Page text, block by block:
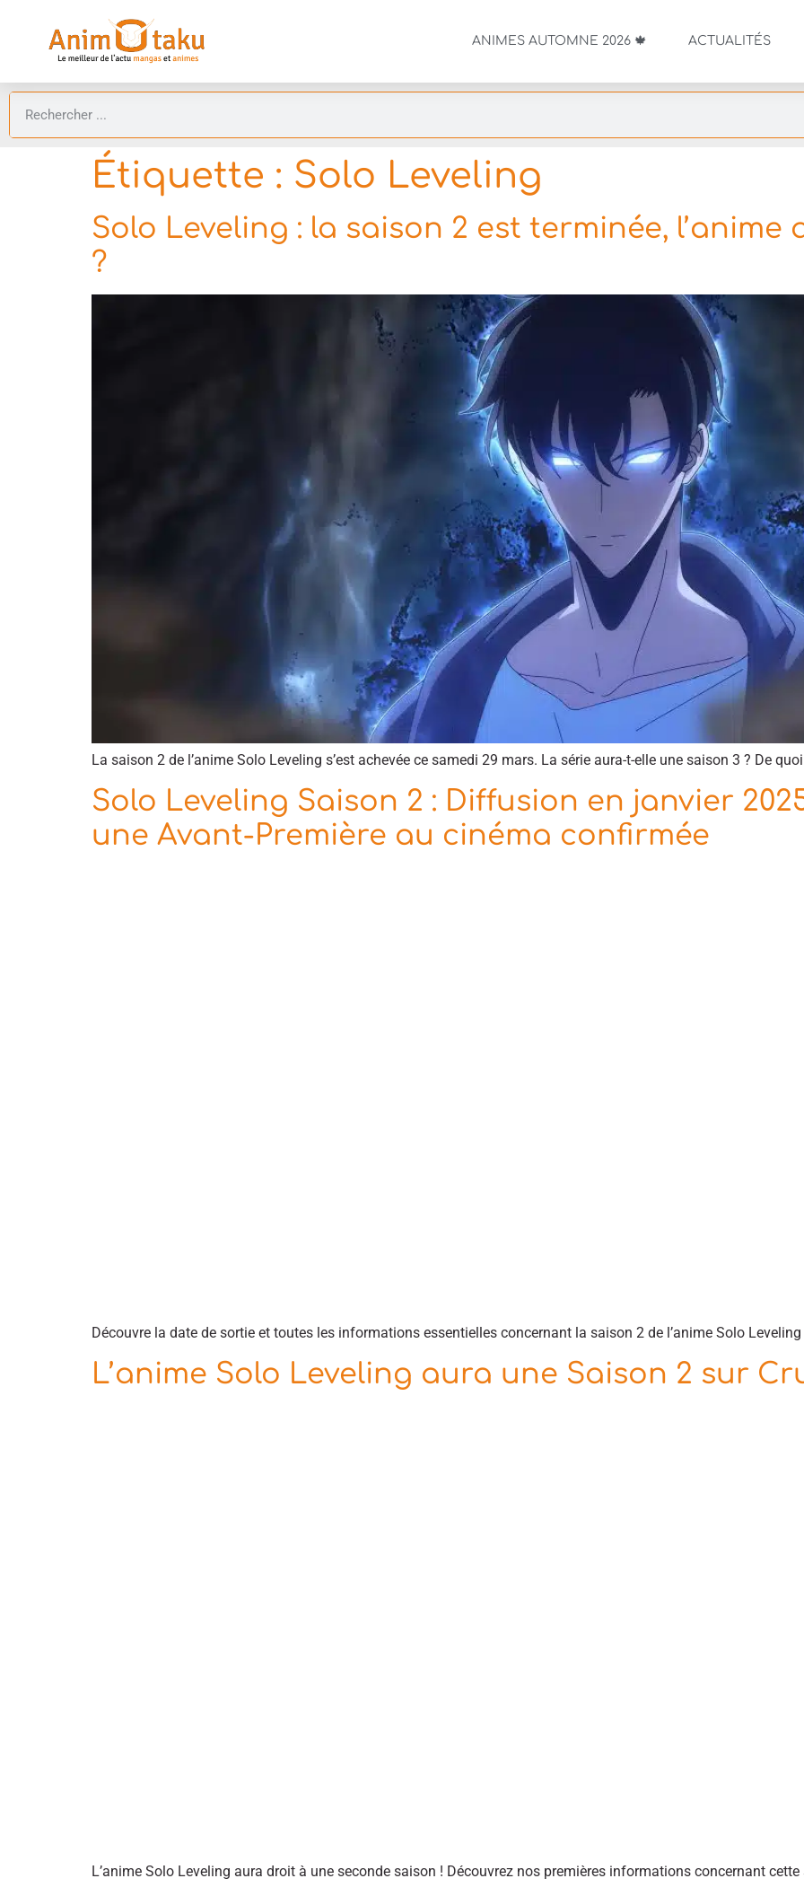
ANIMES AUTOMNE 2026 🍁 ACTUALITÉS
Étiquette : Solo Leveling
Solo Leveling : la saison 2 est terminée,
?
La saison 2 de l’anime Solo Leveling s’est achevée ce samedi 29 mars. La série aura-t-elle une saison 3 ? De
Solo Leveling Saison 2 : Diffusion en janvier
une Avant-Première au cinéma confirmée
Découvre la date de sortie et toutes les informations essentielles concernant la saison 2 de l’anime Solo Leveling
L’anime Solo Leveling aura une Saison 2 sur
L’anime Solo Leveling aura droit à une seconde saison ! Découvrez nos premières informations concernant